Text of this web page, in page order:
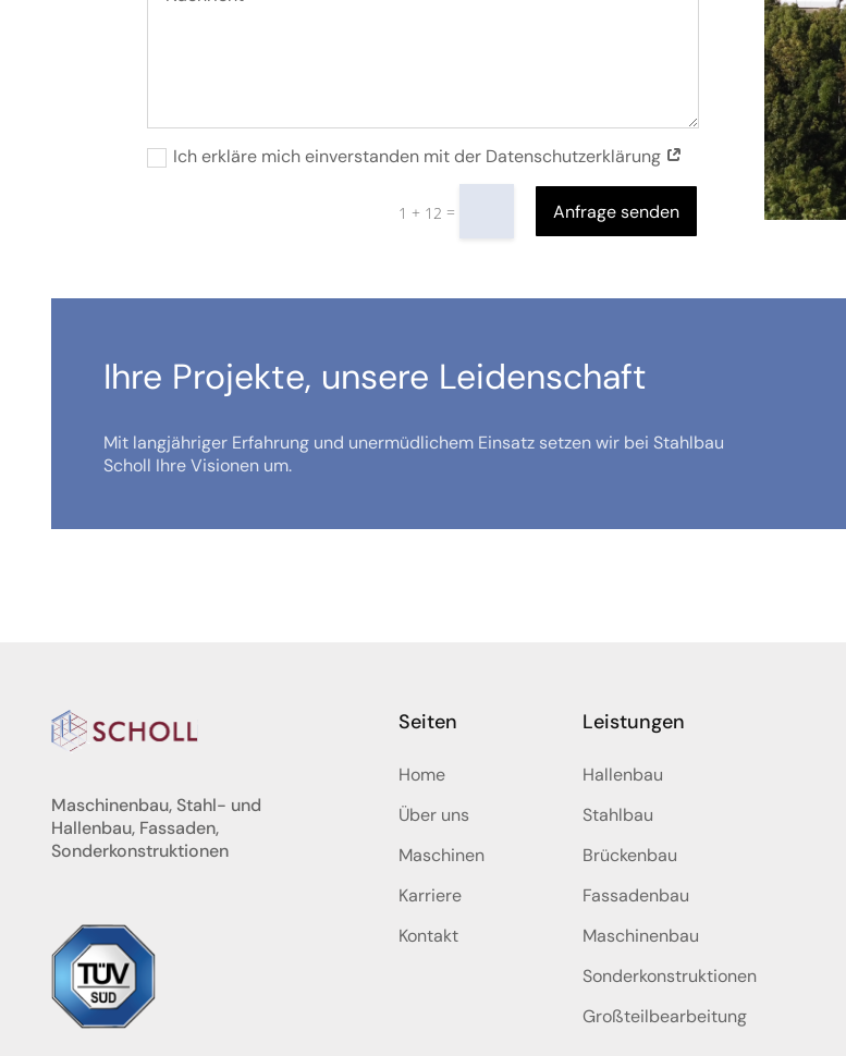
Ich erkläre mich einverstanden mit der Datenschutzerklärung
1 + 12 = Anfrage senden
Ihre Projekte, unsere Leidenschaft
Mit langjähriger Erfahrung und unermüdlichem Einsatz setzen wir bei Stahlbau
Scholl Ihre Visionen um.
Maschinenbau, Stahl- und
Hallenbau, Fassaden,
Sonderkonstruktionen
Seiten
Home
Über uns
Maschinen
Karriere
Kontakt
Leistungen
Hallenbau
Stahlbau
Brückenbau
Fassadenbau
Maschinenbau
Sonderkonstruktionen
Großteilbearbeitung